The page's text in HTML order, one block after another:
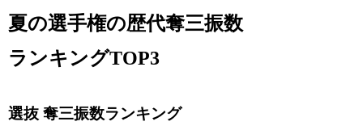
夏の選手権の歴代奪三振数
ランキングTOP3
選抜 奪三振数ランキング